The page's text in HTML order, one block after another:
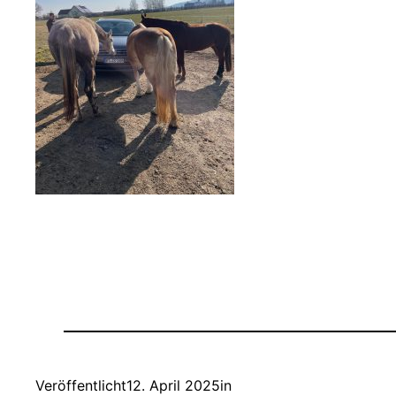
Veröffentlicht12. April 2025in